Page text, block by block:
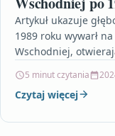
Artykuł ukazuje
1989 roku wywarł
Wschodniej,
5 minut czytania
Czytaj więcej